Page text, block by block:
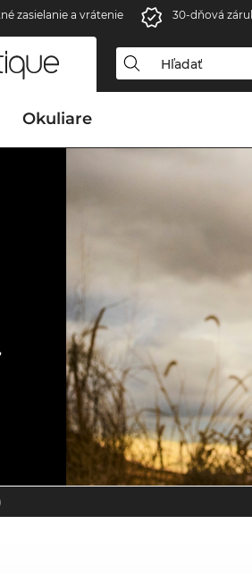
zasielanie a vrátenie 30-dňová
Okuliare